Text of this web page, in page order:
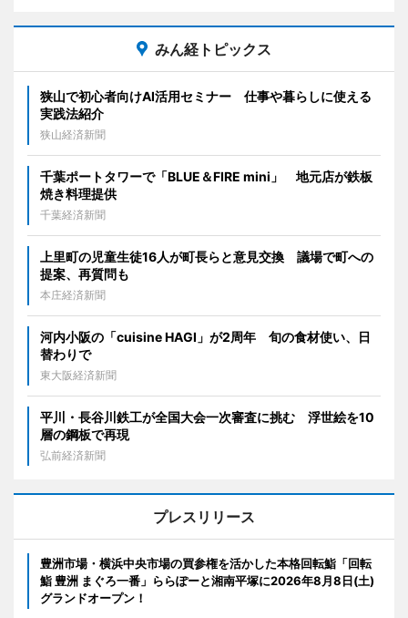
みん経トピックス
狭山で初心者向けAI活用セミナー 仕事や暮らしに使える
実践法紹介
狭山経済新聞
千葉ポートタワーで「BLUE＆FIRE mini」 地元店が鉄板
焼き料理提供
千葉経済新聞
上里町の児童生徒16人が町長らと意見交換 議場で町への
提案、再質問も
本庄経済新聞
河内小阪の「cuisine HAGI」が2周年 旬の食材使い、日
替わりで
東大阪経済新聞
平川・長谷川鉄工が全国大会一次審査に挑む 浮世絵を10
層の鋼板で再現
弘前経済新聞
プレスリリース
豊洲市場・横浜中央市場の買参権を活かした本格回転鮨「回転
鮨 豊洲 まぐろ一番」ららぽーと湘南平塚に2026年8月8日(土)
グランドオープン！